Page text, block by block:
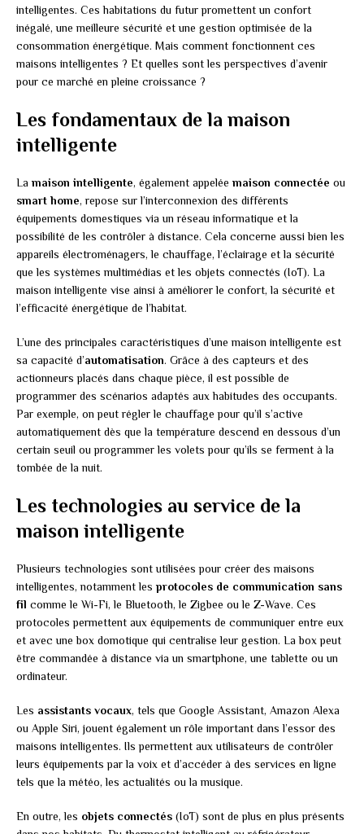
intelligentes. Ces habitations du futur promettent un confort
inégalé, une meilleure sécurité et une gestion optimisée de la
consommation énergétique. Mais comment fonctionnent ces
maisons intelligentes ? Et quelles sont les perspectives d’avenir
pour ce marché en pleine croissance ?
Les fondamentaux de la maison
intelligente
La maison intelligente, également appelée maison connectée ou
smart home, repose sur l’interconnexion des différents
équipements domestiques via un réseau informatique et la
possibilité de les contrôler à distance. Cela concerne aussi bien les
appareils électroménagers, le chauffage, l’éclairage et la sécurité
que les systèmes multimédias et les objets connectés (IoT). La
maison intelligente vise ainsi à améliorer le confort, la sécurité et
l’efficacité énergétique de l’habitat.
L’une des principales caractéristiques d’une maison intelligente est
sa capacité d’automatisation. Grâce à des capteurs et des
actionneurs placés dans chaque pièce, il est possible de
programmer des scénarios adaptés aux habitudes des occupants.
Par exemple, on peut régler le chauffage pour qu’il s’active
automatiquement dès que la température descend en dessous d’un
certain seuil ou programmer les volets pour qu’ils se ferment à la
tombée de la nuit.
Les technologies au service de la
maison intelligente
Plusieurs technologies sont utilisées pour créer des maisons
intelligentes, notamment les protocoles de communication sans
fil comme le Wi-Fi, le Bluetooth, le Zigbee ou le Z-Wave. Ces
protocoles permettent aux équipements de communiquer entre eux
et avec une box domotique qui centralise leur gestion. La box peut
être commandée à distance via un smartphone, une tablette ou un
ordinateur.
Les assistants vocaux, tels que Google Assistant, Amazon Alexa
ou Apple Siri, jouent également un rôle important dans l’essor des
maisons intelligentes. Ils permettent aux utilisateurs de contrôler
leurs équipements par la voix et d’accéder à des services en ligne
tels que la météo, les actualités ou la musique.
En outre, les objets connectés (IoT) sont de plus en plus présents